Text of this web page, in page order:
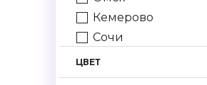
+3.0
+3.5
+4.0
+4.5
Кемерово
Сочи
Нижний Новгород
Грозный
ЦВЕТ